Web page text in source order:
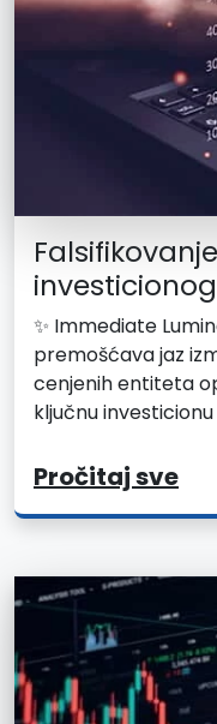
✨ Immediate
premošćava jaz
cenjenih entiteta
ključnu
Pročitaj sve